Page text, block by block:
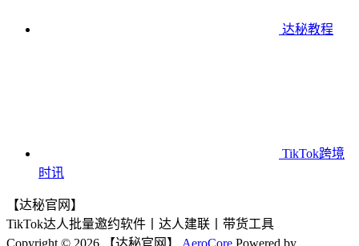
达秘教程
TikTok跨境
时讯
【达秘官网】
TikTok达人批量邀约软件丨达人建联丨带货工具
Copyright © 2026 【达秘官网】
AeroCore Powered by